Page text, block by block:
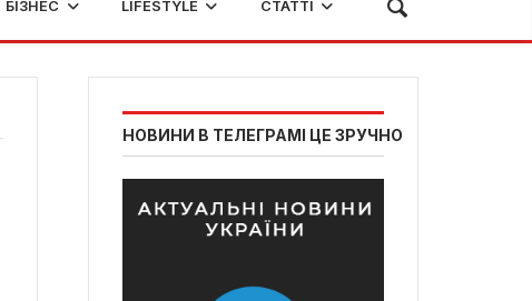
БІЗНЕС LIFESTYLE СТАТТІ
НОВИНИ В ТЕЛЕГРАМІ ЦЕ ЗРУЧНО